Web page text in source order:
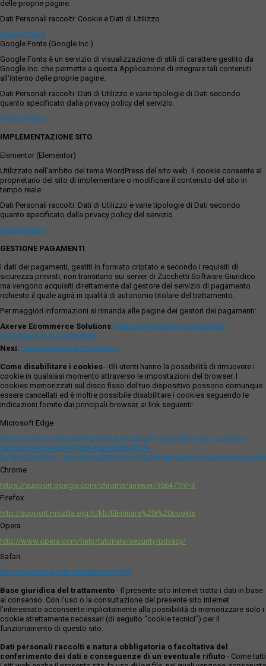
delle proprie pagine.
Dati Personali raccolti: Cookie e Dati di Utilizzo.
Privacy Policy
Google Fonts (Google Inc.)
Google Fonts è un servizio di visualizzazione di stili di carattere gestito da
Google Inc. che permette a questa Applicazione di integrare tali contenuti
all'interno delle proprie pagine.
Dati Personali raccolti: Dati di Utilizzo e varie tipologie di Dati secondo
quanto specificato dalla privacy policy del servizio.
Privacy Policy
IMPLEMENTAZIONE SITO
Elementor (Elementor)
Utilizzato nell'ambito del tema WordPress del sito web. Il cookie consente al
proprietario del sito di implementare o modificare il contenuto del sito in
tempo reale.
Dati Personali raccolti: Dati di Utilizzo e varie tipologie di Dati secondo
quanto specificato dalla privacy policy del servizio.
Privacy Policy
GESTIONE PAGAMENTI
I dati dei pagamenti, gestiti in formato criptato e secondo i requisiti di
sicurezza previsti, non transitano sui server di Zucchetti Software Giuridico
ma vengono acquisiti direttamente dal gestore del servizio di pagamento
richiesto il quale agirà in qualità di autonomo titolare del trattamento.
Per maggiori informazioni si rimanda alle pagine dei gestori dei pagamenti:
Axerve Ecommerce Solutions: https://www.axerve.com/privacy-
policy/servizi-di-pagamento
Nexi: https://www.nexi.it/it/privacy
Come disabilitare i cookies - Gli utenti hanno la possibilità di rimuovere i
cookie in qualsiasi momento attraverso le impostazioni del browser. I
cookies memorizzati sul disco fisso del tuo dispositivo possono comunque
essere cancellati ed è inoltre possibile disabilitare i cookies seguendo le
indicazioni fornite dai principali browser, ai link seguenti:
Microsoft Edge
https://support.microsoft.com/it-it/microsoft-edge/eliminare-i-cookie-in-
microsoft-edge-63947406-40ac-c3b8-57b9-
Chrome
https://support.google.com/chrome/answer/95647?hl=it
Firefox
http://support.mozilla.org/it/kb/Eliminare%20i%20cookie
Opera
http://www.opera.com/help/tutorials/security/privacy/
Safari
http://support.apple.com/kb/ph11920
Base giuridica del trattamento - Il presente sito internet tratta i dati in base
al consenso. Con l'uso o la consultazione del presente sito internet
l’interessato acconsente implicitamente alla possibilità di memorizzare solo i
cookie strettamente necessari (di seguito “cookie tecnici”) per il
funzionamento di questo sito.
Dati personali raccolti e natura obbligatoria o facoltativa del
conferimento dei dati e conseguenze di un eventuale rifiuto - Come tutti